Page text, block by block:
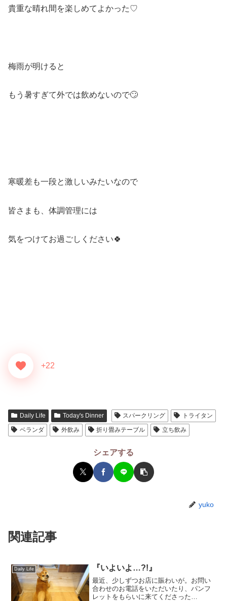
貴重な晴れ間を楽しめてよかった♡
梅雨が明けると
もう暑すぎて外では飲めないので🙄
寒暖差も一段と激しいみたいなので
皆さまも、体調管理には
気をつけてお過ごしください🍀
+22
Daily Life Today's Dinner スパークリング
トライタン
ベランダ
外飲み 折り畳みテーブル 立ち飲み
シェアする
yuko
関連記事
Daily Life 『いよいよ…?!』
最近、少しずつお店に賑わいが。お問い
合わせのお電話をいただいたり、パンフ
レットをもらいに来てくださった